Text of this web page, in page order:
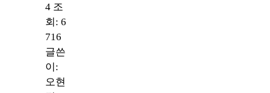
4 조
회: 6
716
글쓴
이:
오현